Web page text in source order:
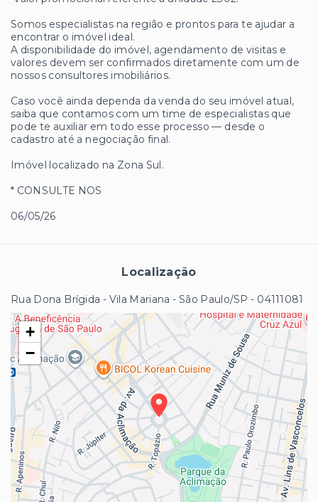
Somos especialistas na região e prontos para te ajudar a
encontrar o imóvel ideal.
A disponibilidade do imóvel, agendamento de visitas e
valores devem ser confirmados diretamente com um de
nossos consultores imobiliários.
Caso você ainda dependa da venda do seu imóvel atual,
saiba que contamos com um time de especialistas que
pode te auxiliar em todo esse processo — desde o
cadastro até a negociação final.
Imóvel localizado na Zona Sul.
* CONSULTE NOS
06/05/26
Localização
Rua Dona Brígida - Vila Mariana - São Paulo/SP - 04111081
+
−